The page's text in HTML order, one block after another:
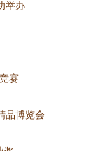
举办
赛
品博览会